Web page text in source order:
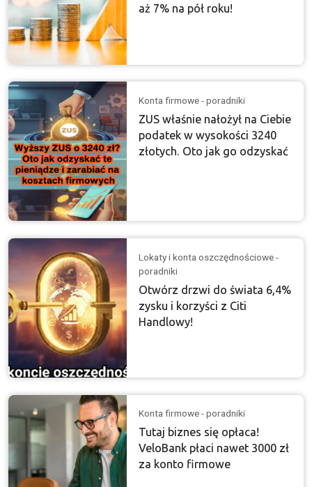
aż 7% na pół roku!
Konta firmowe - poradniki
ZUS właśnie nałożył na Ciebie
podatek w wysokości 3240
złotych. Oto jak go odzyskać
Lokaty i konta oszczędnościowe -
poradniki
Otwórz drzwi do świata 6,4%
zysku i korzyści z Citi
Handlowy!
Konta firmowe - poradniki
Tutaj biznes się opłaca!
VeloBank płaci nawet 3000 zł
za konto firmowe